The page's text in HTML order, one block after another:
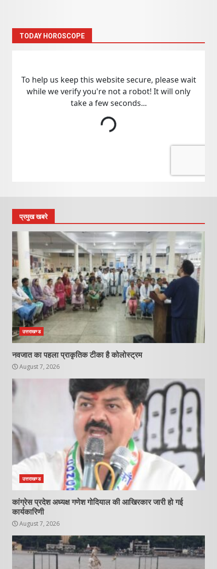
TODAY HOROSCOPE
प्रमुख खबरे
उत्तराखण्ड
नवजात का पहला प्राकृतिक टीका है कोलोस्ट्रम
August 7, 2026
उत्तराखण्ड
कांग्रेस प्रदेश अध्यक्ष गणेश गोदियाल की आखिरकार जारी हो गई
कार्यकारिणी
August 7, 2026